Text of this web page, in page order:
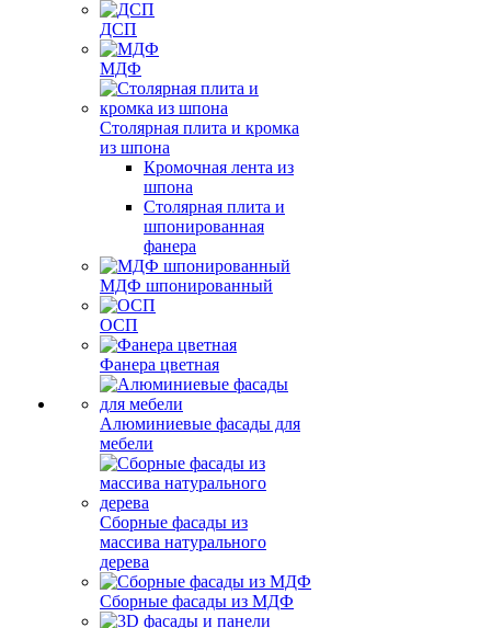
ДСП
МДФ
Столярная плита и кромка
из шпона
Кромочная лента из
шпона
Столярная плита и
шпонированная
фанера
МДФ шпонированный
ОСП
Фанера цветная
Алюминиевые фасады для
мебели
Сборные фасады из
массива натурального
дерева
Сборные фасады из МДФ